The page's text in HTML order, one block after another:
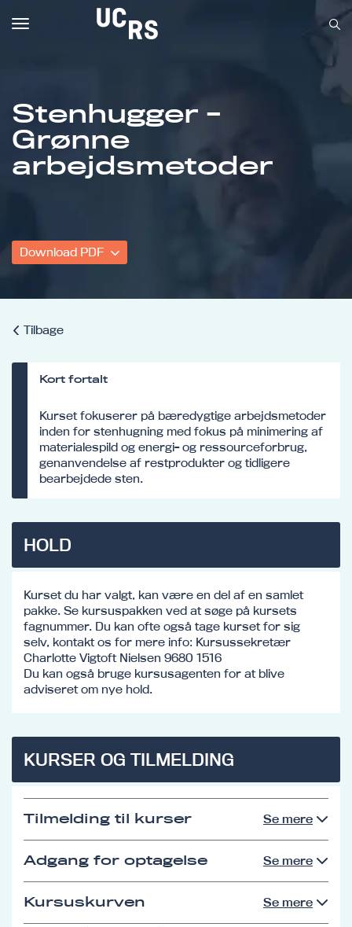
Om UCRS
Bliv faglært
Stenhugger -
Grønne
arbejdsmetoder
Download PDF
Tilbage
Kort fortalt
Kurset fokuserer på bæredygtige arbejdsmetoder
inden for stenhugning med fokus på minimering af
materialespild og energi- og ressourceforbrug,
genanvendelse af restprodukter og tidligere
bearbejdede sten.
HOLD
Kurset du har valgt, kan være en del af en samlet
pakke. Se kursuspakken ved at søge på kursets
fagnummer. Du kan ofte også tage kurset for sig
selv, kontakt os for mere info: Kursussekretær
Charlotte Vigtoft Nielsen 9680 1516
Du kan også bruge kursusagenten for at blive
adviseret om nye hold.
KURSER OG TILMELDING
Tilmelding til kurser Se mere
Adgang for optagelse Se mere
Kursuskurven Se mere